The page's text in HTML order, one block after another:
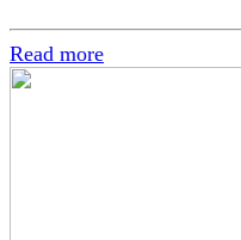
Read more